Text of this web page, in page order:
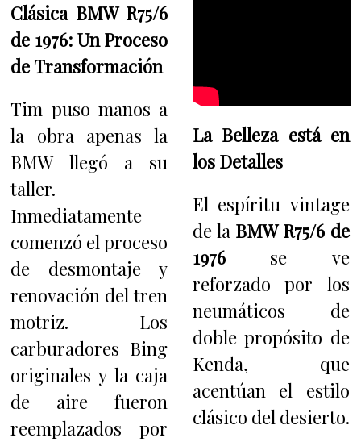
Clásica BMW R75/6
de 1976: Un Proceso
de Transformación
Tim puso manos a
la obra apenas la
BMW llegó a su
taller.
Inmediatamente
comenzó el proceso
de desmontaje y
renovación del tren
motriz. Los
carburadores Bing
originales y la caja
de aire fueron
reemplazados por
La Belleza está en
los Detalles
El espíritu vintage
de la BMW R75/6 de
1976se ve
reforzado por los
neumáticos de
doble propósito de
Kenda, que
acentúan el estilo
clásico del desierto.